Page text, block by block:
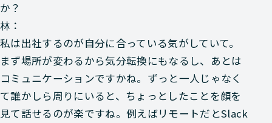
か？
林：
私は出社するのが自分に合っている気がしていて。
まず場所が変わるから気分転換にもなるし、あとは
コミュニケーションですかね。ずっと一人じゃなく
て誰かしら周りにいると、ちょっとしたことを顔を
見て話せるのが楽ですね。例えばリモートだとSlack